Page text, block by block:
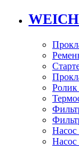
Ролик
Насос
Насос